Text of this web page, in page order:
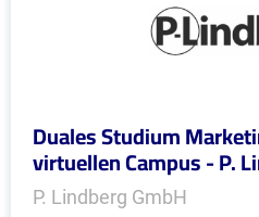
Duales Studium
virtuellen Campus - P.
P. Lindberg GmbH